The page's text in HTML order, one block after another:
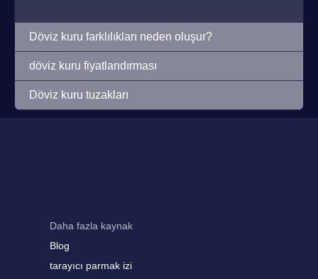
Döviz kuru farklılıkları neden oluşur?
döviz kuru fiyatlandırması
Döviz kuru tuzakları
Daha fazla kaynak
Blog
tarayıcı parmak izi